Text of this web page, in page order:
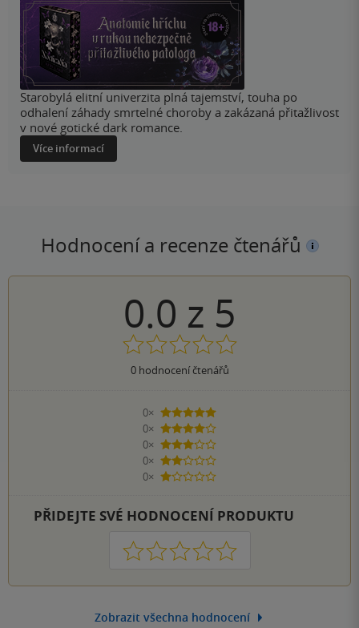
Starobylá elitní univerzita plná tajemství, touha po
odhalení záhady smrtelné choroby a zakázaná přitažlivost
v nové gotické dark romance.
Více informací
Hodnocení a recenze čtenářů
0.0 z 5
0hodnocení čtenářů
0×
5 hvězdiček
0×
4 hvězdičky
0×
3 hvězdičky
0×
2 hvězdičky
0×
1 hvezdička
PŘIDEJTE SVÉ HODNOCENÍ PRODUKTU
1 2 3 4 5
Zobrazit všechna hodnocení